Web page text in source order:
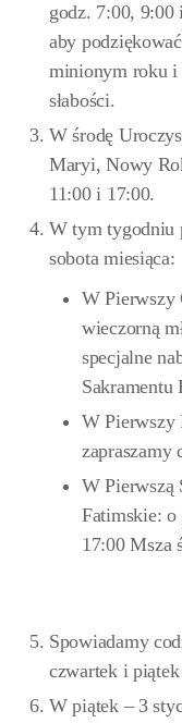
godz. 7:00, 9:00
aby
minionym roku i
słabości.
W środę
Maryi, Nowy
11:00 i 17:00.
W tym tygodniu
sobota miesiąca:
W Pierwszy
wieczorną
specjalne
Sakramentu
W Pierwszy
zapraszamy
W Pierwszą
Fatimskie: o
17:00 Msza
Spowiadamy
czwartek i
W piątek – 3